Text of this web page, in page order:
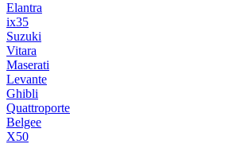
Elantra
ix35
Suzuki
Vitara
Maserati
Levante
Ghibli
Quattroporte
Belgee
X50